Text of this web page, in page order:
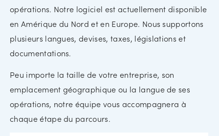
opérations. Notre logiciel est actuellement disponible
en Amérique du Nord et en Europe. Nous supportons
plusieurs langues, devises, taxes, législations et
documentations.
Peu importe la taille de votre entreprise, son
emplacement géographique ou la langue de ses
opérations, notre équipe vous accompagnera à
chaque étape du parcours.